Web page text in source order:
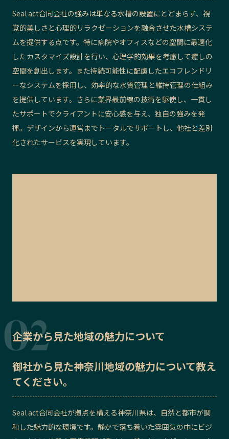
Seal act合同会社の強みは単なる水槽の設置にとどまらず、視
覚的美しさと心理的リラクゼーションを融合させた水槽システ
ムを提供する点です。特に病院やオフィスなどの空間に最適化
したカスタマイズ設計を行い、心理学的効果を考慮して癒しの
空間を創出します。また持続可能性に配慮したエコフレンドリ
ーなシステムを採用し、効率的な水質管理と維持管理の仕組み
を提供しています。さらに業界最前線の技術を駆使し、一貫し
たサポートでクライアントに安心感を与え、独自の強みを発
揮。デザインから運営までトータルでサポートし、他社と差別
化されたサービスを実現しています。
企業から見た地域の魅力について
御社から見た神奈川地域の魅力について教え
てください。
Seal act合同会社が拠点を構える神奈川県は、自然と都市が調
和した魅力的な環境です。静かで落ち着いた雰囲気の中にビジ